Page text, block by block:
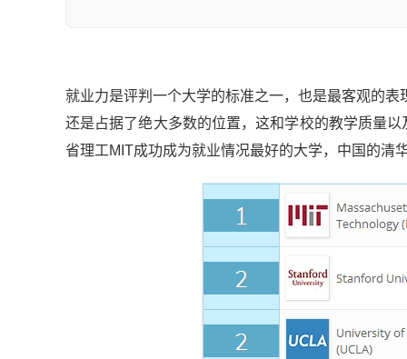
就业力是评判一个大学的标准之一，也是最客观的
还是占据了绝大多数的位置，这和学校的教学质量
省理工MIT成功成为就业情况最好的大学，中国的清